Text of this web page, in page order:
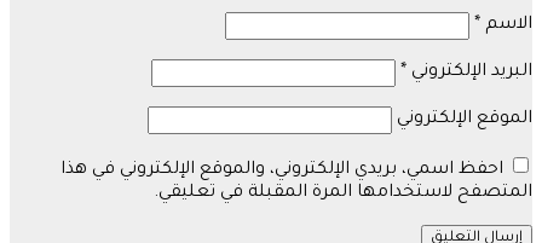
الاسم *
البريد الإلكتروني *
الموقع الإلكتروني
احفظ اسمي، بريدي الإلكتروني، والموقع الإلكتروني في هذا
المتصفح لاستخدامها المرة المقبلة في تعليقي.